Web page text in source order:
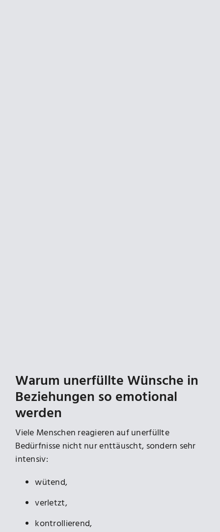
Warum unerfüllte Wünsche in
Beziehungen so emotional
werden
Viele Menschen reagieren auf unerfüllte
Bedürfnisse nicht nur enttäuscht, sondern sehr
intensiv:
wütend,
verletzt,
kontrollierend,